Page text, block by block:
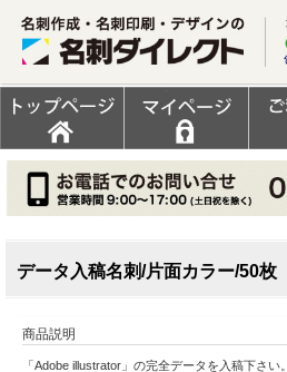
データ入稿名刺/片面カラー/50枚
商品説明
「Adobe illustrator」の完全データを入稿下さい。